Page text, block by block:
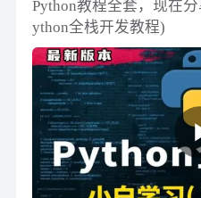
Python教程全套，现在
ython全栈开发教程)